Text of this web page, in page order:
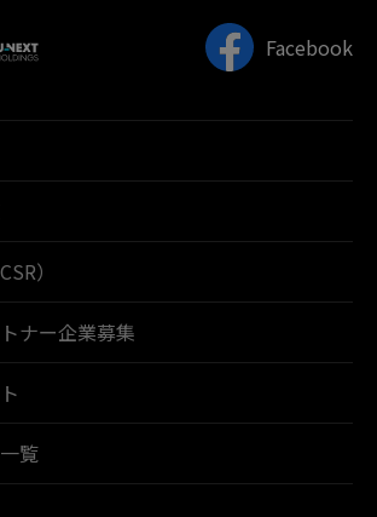
Facebook
）
ナー企業募集
覧